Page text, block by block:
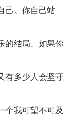
己。你自己站
的结局。如果你
有多少人会坚守
个我可望不可及